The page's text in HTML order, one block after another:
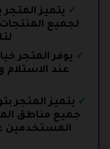
يتميز
لجميع
يوفر المتجر
عند الاستلام
يتميز المتجر
جميع مناطق
المستخدمين